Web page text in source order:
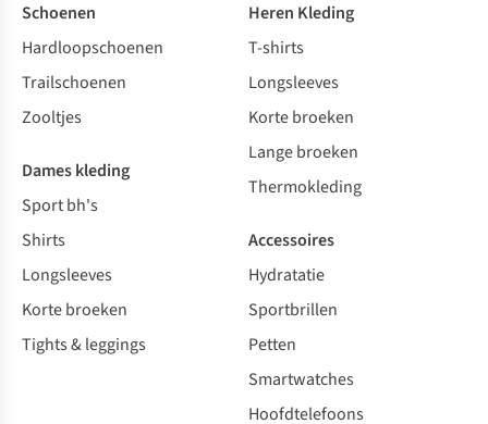
Schoenen
Hardloopschoenen
Trailschoenen
Zooltjes
Dames kleding
Sport bh's
Shirts
Longsleeves
Korte broeken
Tights & leggings
Heren Kleding
T-shirts
Longsleeves
Korte broeken
Lange broeken
Thermokleding
Accessoires
Hydratatie
Sportbrillen
Petten
Smartwatches
Hoofdtelefoons